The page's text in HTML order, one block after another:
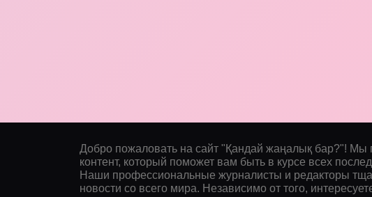
Добро пожаловать на сайт "Қандай жаңалық бар?"!
контент, который поможет вам быть в курсе всех
Наши профессиональные журналисты и редакторы
новости со всего мира. Независимо от того,